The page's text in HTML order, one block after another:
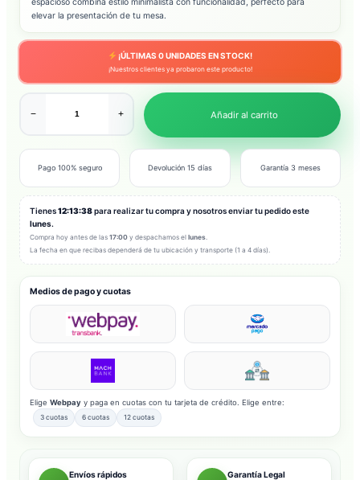
elevar la presentación de tu mesa.
¡ÚLTIMAS0UNIDADES EN STOCK!
¡Nuestros clientes ya probaron este producto!
− + Añadir al carrito
Pago 100% seguro Devolución 15 días Garantía 3 meses
Tienes12:13:36para realizar tu compra y nosotros enviar tu pedido este
lunes.
Compra hoy antes de las 17:00 y despachamos el lunes
La fecha en que recibas dependerá de tu ubicación y transporte (1 a 4 días).
Medios de pago y cuotas
Elige Webpay y paga en cuotas con tu tarjeta de crédito. Elige entre:
3 cuotas 6 cuotas 12 cuotas
Envíos rápidos Garantía Legal